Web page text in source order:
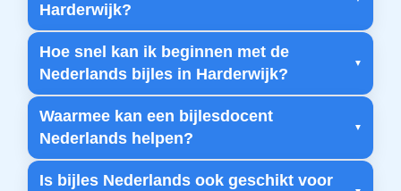
Harderwijk?
Hoe snel kan ik beginnen met de
Nederlands bijles in Harderwijk?
Waarmee kan een bijlesdocent
Nederlands helpen?
Is bijles Nederlands ook geschikt voor